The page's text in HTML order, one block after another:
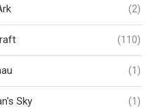
(2)
(110)
(1)
Sky (1)